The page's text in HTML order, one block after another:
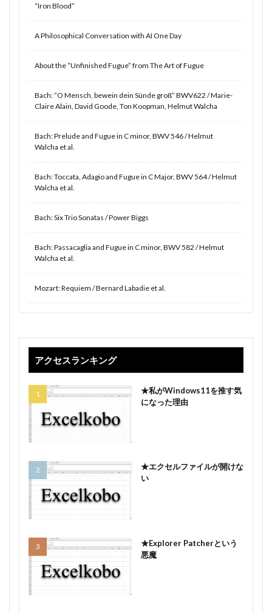
“Iron Blood”
A Philosophical Conversation with AI One Day
About the “Unfinished Fugue” from The Art of Fugue
Bach: “O Mensch, bewein dein Sünde groß” BWV622 / Marie-
Claire Alain, David Goode, Ton Koopman, Helmut Walcha
Bach: Prelude and Fugue in C minor, BWV 546 / Helmut
Walcha et al.
Bach: Toccata, Adagio and Fugue in C Major, BWV 564 / Helmut
Walcha et al.
Bach: Six Trio Sonatas / Power Biggs
Bach: Passacaglia and Fugue in C minor, BWV 582 / Helmut
Walcha et al.
Mozart: Requiem / Bernard Labadie et al.
アクセスランキング
★私がWindows11を推す気
になった理由
★エクセルファイルが開けな
い
★Explorer Patcherという
悪魔